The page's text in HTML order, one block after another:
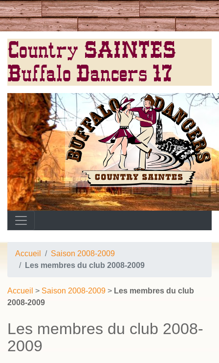
Country SAINTES
Buffalo Dancers 17
Accueil
Saison 2008-2009
Les membres du club 2008-2009
Accueil > Saison 2008-2009 > Les membres du club
2008-2009
Les membres du club 2008-
2009